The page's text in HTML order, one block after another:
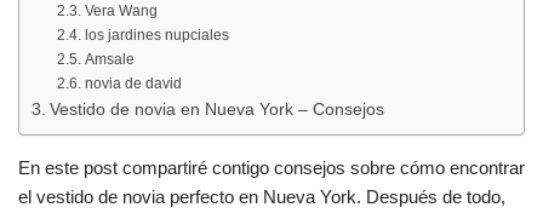
Vera Wang
los jardines nupciales
Amsale
novia de david
Vestido de novia en Nueva York – Consejos
En este post compartiré contigo consejos sobre cómo encontrar
el vestido de novia perfecto en Nueva York. Después de todo,